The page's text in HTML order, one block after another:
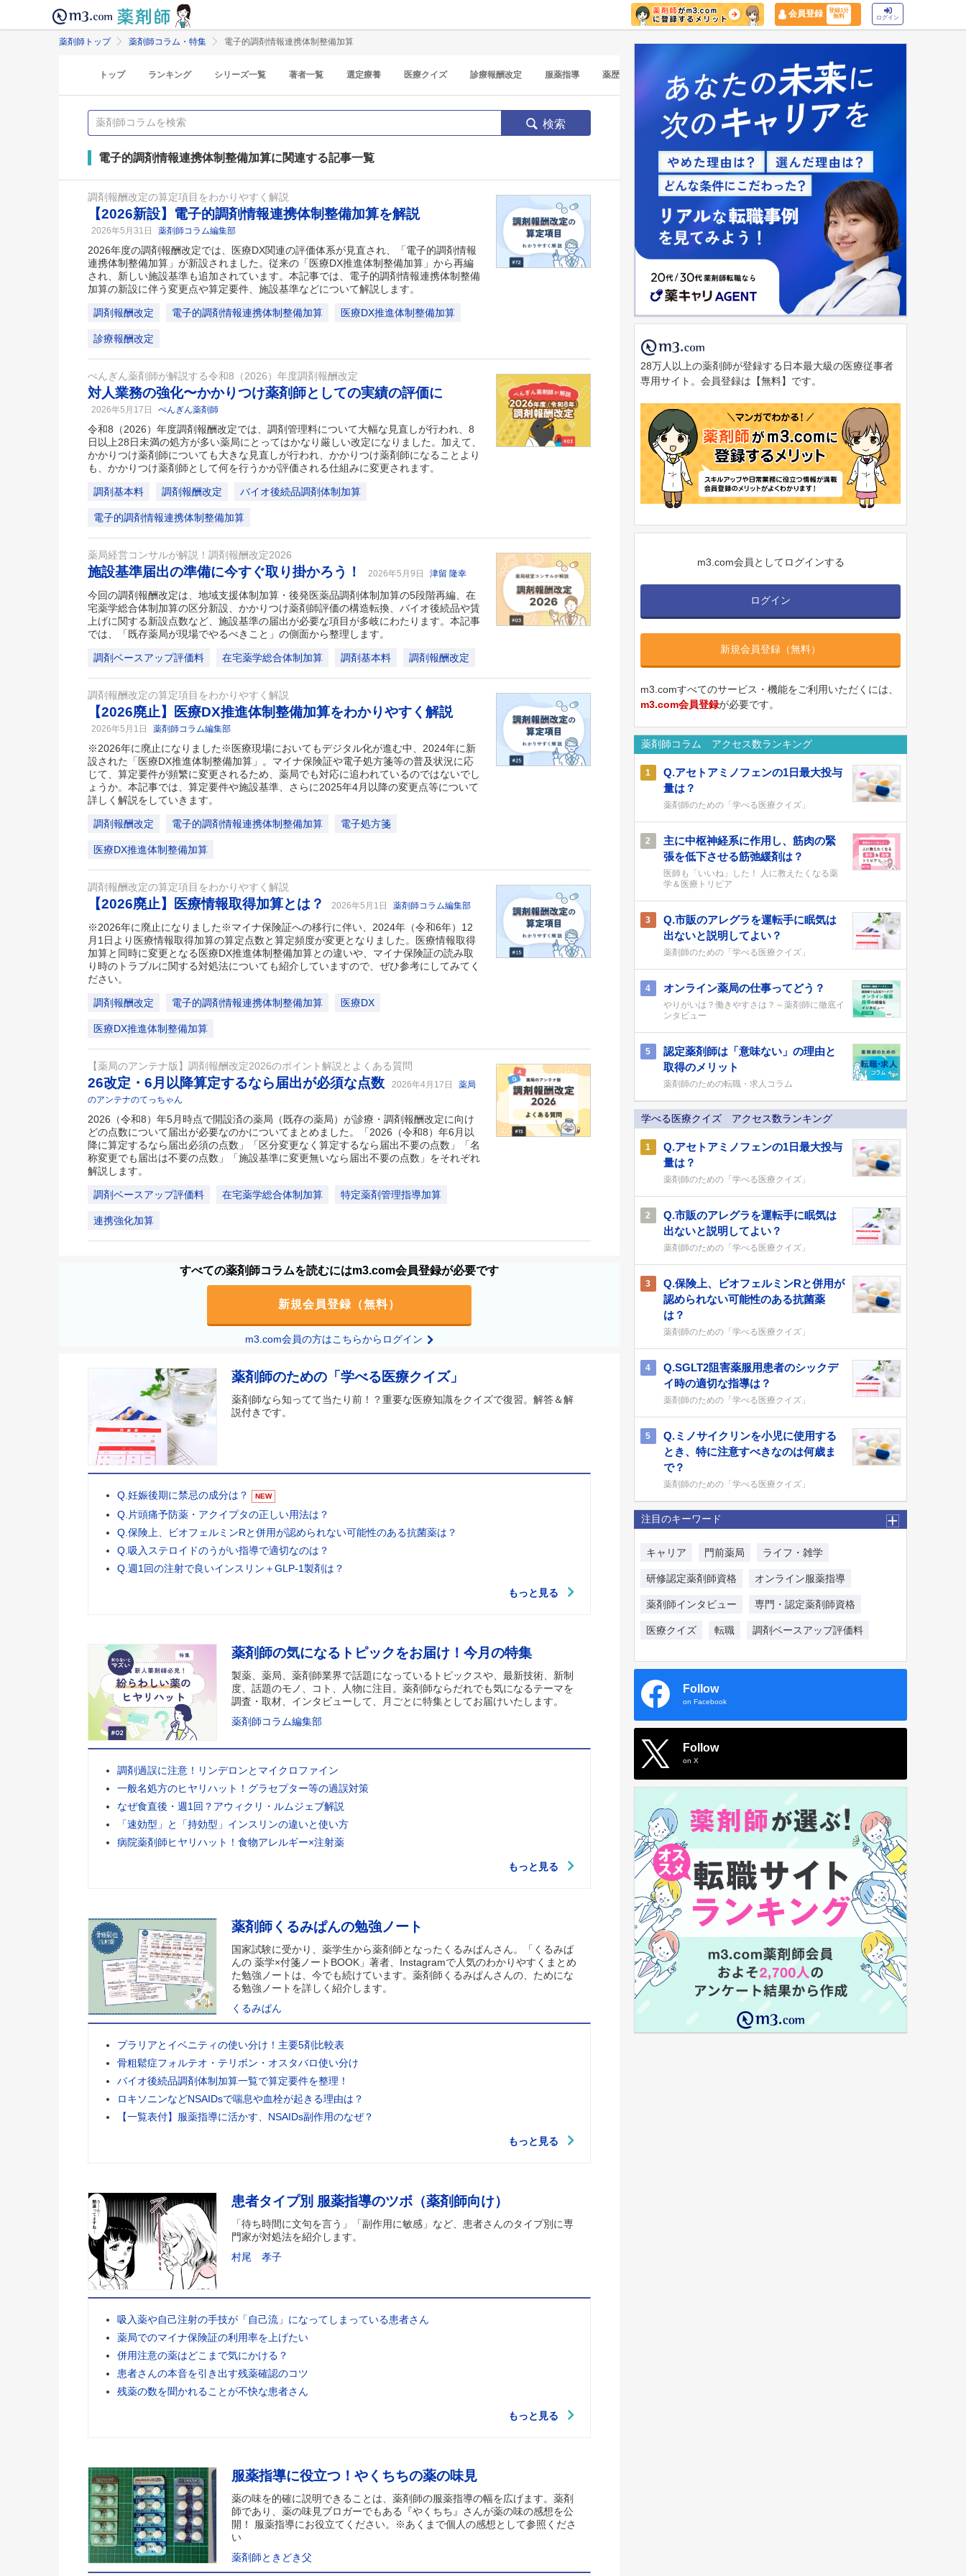
会員登録
登録1分
無料
ログイン
薬剤師トップ 薬剤師コラム・特集 電子的調剤情報連携体制整備加算
トップ ランキング シリーズ一覧 著者一覧 選定療養 医療クイズ 診療報酬改定 服薬指導 薬歴 マイナ保険証
検索
電子的調剤情報連携体制整備加算に関連する記事一覧
調剤報酬改定の算定項目をわかりやすく解説
【2026新設】電子的調剤情報連携体制整備加算を解説
2026年5月31日 薬剤師コラム編集部
2026年度の調剤報酬改定では、医療DX関連の評価体系が見直され、「電子的調剤情報
連携体制整備加算」が新設されました。従来の「医療DX推進体制整備加算」から再編
され、新しい施設基準も追加されています。本記事では、電子的調剤情報連携体制整備
加算の新設に伴う変更点や算定要件、施設基準などについて解説します。
調剤報酬改定 電子的調剤情報連携体制整備加算 医療DX推進体制整備加算
診療報酬改定
ぺんぎん薬剤師が解説する令和8（2026）年度調剤報酬改定
対人業務の強化〜かかりつけ薬剤師としての実績の評価に
2026年5月17日 ぺんぎん薬剤師
令和8（2026）年度調剤報酬改定では、調剤管理料について大幅な見直しが行われ、8
日以上28日未満の処方が多い薬局にとってはかなり厳しい改定になりました。加えて、
かかりつけ薬剤師についても大きな見直しが行われ、かかりつけ薬剤師になることより
も、かかりつけ薬剤師として何を行うかが評価される仕組みに変更されます。
調剤基本料 調剤報酬改定 バイオ後続品調剤体制加算
電子的調剤情報連携体制整備加算
薬局経営コンサルが解説！調剤報酬改定2026
施設基準届出の準備に今すぐ取り掛かろう！ 2026年5月9日 津留 隆幸
今回の調剤報酬改定は、地域支援体制加算・後発医薬品調剤体制加算の5段階再編、在
宅薬学総合体制加算の区分新設、かかりつけ薬剤師評価の構造転換、バイオ後続品や賃
上げに関する新設点数など、施設基準の届出が必要な項目が多岐にわたります。本記事
では、「既存薬局が現場でやるべきこと」の側面から整理します。
調剤ベースアップ評価料 在宅薬学総合体制加算 調剤基本料 調剤報酬改定
調剤報酬改定の算定項目をわかりやすく解説
【2026廃止】医療DX推進体制整備加算をわかりやすく解説
2026年5月1日 薬剤師コラム編集部
※2026年に廃止になりました※医療現場においてもデジタル化が進む中、2024年に新
設された「医療DX推進体制整備加算」。マイナ保険証や電子処方箋等の普及状況に応
じて、算定要件が頻繁に変更されるため、薬局でも対応に追われているのではないでし
ょうか。本記事では、算定要件や施設基準、さらに2025年4月以降の変更点等について
詳しく解説をしていきます。
調剤報酬改定 電子的調剤情報連携体制整備加算 電子処方箋
医療DX推進体制整備加算
調剤報酬改定の算定項目をわかりやすく解説
【2026廃止】医療情報取得加算とは？ 2026年5月1日 薬剤師コラム編集部
※2026年に廃止になりました※マイナ保険証への移行に伴い、2024年（令和6年）12
月1日より医療情報取得加算の算定点数と算定頻度が変更となりました。医療情報取得
加算と同時に変更となる医療DX推進体制整備加算との違いや、マイナ保険証の読み取
り時のトラブルに関する対処法についても紹介していますので、ぜひ参考にしてみてく
ださい。
調剤報酬改定 電子的調剤情報連携体制整備加算 医療DX
医療DX推進体制整備加算
【薬局のアンテナ版】調剤報酬改定2026のポイント解説とよくある質問
26改定・6月以降算定するなら届出が必須な点数 2026年4月17日
薬局
のアンテナのてっちゃん
2026（令和8）年5月時点で開設済の薬局（既存の薬局）が診療・調剤報酬改定に向け
どの点数について届出が必要なのかについてまとめました。「2026（令和8）年6月以
降に算定するなら届出必須の点数」「区分変更なく算定するなら届出不要の点数」「名
称変更でも届出は不要の点数」「施設基準に変更無いなら届出不要の点数」をそれぞれ
解説します。
調剤ベースアップ評価料 在宅薬学総合体制加算 特定薬剤管理指導加算
連携強化加算
すべての薬剤師コラムを読むにはm3.com会員登録が必要です
新規会員登録（無料）
m3.com会員の方はこちらからログイン
薬剤師のための「学べる医療クイズ」
薬剤師なら知ってて当たり前！？重要な医療知識をクイズで復習。解答＆解
説付きです。
Q.妊娠後期に禁忌の成分は？ NEW
Q.片頭痛予防薬・アクイプタの正しい用法は？
Q.保険上、ビオフェルミンRと併用が認められない可能性のある抗菌薬は？
Q.吸入ステロイドのうがい指導で適切なのは？
Q.週1回の注射で良いインスリン＋GLP-1製剤は？
もっと見る
薬剤師の気になるトピックをお届け！今月の特集
製薬、薬局、薬剤師業界で話題になっているトピックスや、最新技術、新制
度、話題のモノ、コト、人物に注目。薬剤師ならだれでも気になるテーマを
調査・取材、インタビューして、月ごとに特集としてお届けいたします。
薬剤師コラム編集部
調剤過誤に注意！リンデロンとマイクロファイン
一般名処方のヒヤリハット！グラセプター等の過誤対策
なぜ食直後・週1回？アウィクリ・ルムジェブ解説
「速効型」と「持効型」インスリンの違いと使い方
病院薬剤師ヒヤリハット！食物アレルギー×注射薬
もっと見る
薬剤師くるみぱんの勉強ノート
国家試験に受かり、薬学生から薬剤師となったくるみぱんさん。「くるみぱ
んの 薬学×付箋ノートBOOK」著者、Instagramで人気のわかりやすくまとめ
た勉強ノートは、今でも続けています。薬剤師くるみぱんさんの、ためにな
る勉強ノートを詳しく紹介します。
くるみぱん
プラリアとイベニティの使い分け！主要5剤比較表
骨粗鬆症フォルテオ・テリボン・オスタバロ使い分け
バイオ後続品調剤体制加算一覧で算定要件を整理！
ロキソニンなどNSAIDsで喘息や血栓が起きる理由は？
【一覧表付】服薬指導に活かす、NSAIDs副作用のなぜ？
もっと見る
患者タイプ別 服薬指導のツボ（薬剤師向け）
「待ち時間に文句を言う」「副作用に敏感」など、患者さんのタイプ別に専
門家が対処法を紹介します。
村尾 孝子
吸入薬や自己注射の手技が「自己流」になってしまっている患者さん
薬局でのマイナ保険証の利用率を上げたい
併用注意の薬はどこまで気にかける？
患者さんの本音を引き出す残薬確認のコツ
残薬の数を聞かれることが不快な患者さん
もっと見る
服薬指導に役立つ！やくちちの薬の味見
薬の味を的確に説明できることは、薬剤師の服薬指導の幅を広げます。薬剤
師であり、薬の味見ブロガーでもある『やくちち』さんが薬の味の感想を公
開！ 服薬指導にお役立てください。※あくまで個人の感想として参照くださ
い
薬剤師ときどき父
28万人以上の薬剤師が登録する日本最大級の医療従事者
専用サイト。会員登録は【無料】です。
m3.com会員としてログインする
ログイン
新規会員登録（無料）
m3.comすべてのサービス・機能をご利用いただくには、
m3.com会員登録が必要です。
薬剤師コラム アクセス数ランキング
1
Q.アセトアミノフェンの1日最大投与
量は？
薬剤師のための「学べる医療クイズ」
2
主に中枢神経系に作用し、筋肉の緊
張を低下させる筋弛緩剤は？
医師も「いいね」した！ 人に教えたくなる薬
学＆医療トリビア
3
Q.市販のアレグラを運転手に眠気は
出ないと説明してよい？
薬剤師のための「学べる医療クイズ」
4 オンライン薬局の仕事ってどう？
やりがいは？働きやすさは？～薬剤師に徹底イ
ンタビュー
5
認定薬剤師は「意味ない」の理由と
取得のメリット
薬剤師のための転職・求人コラム
学べる医療クイズ アクセス数ランキング
1
Q.アセトアミノフェンの1日最大投与
量は？
薬剤師のための「学べる医療クイズ」
2
Q.市販のアレグラを運転手に眠気は
出ないと説明してよい？
薬剤師のための「学べる医療クイズ」
3
Q.保険上、ビオフェルミンRと併用が
認められない可能性のある抗菌薬
は？
薬剤師のための「学べる医療クイズ」
4
Q.SGLT2阻害薬服用患者のシックデ
イ時の適切な指導は？
薬剤師のための「学べる医療クイズ」
5
Q.ミノサイクリンを小児に使用する
とき、特に注意すべきなのは何歳ま
で？
薬剤師のための「学べる医療クイズ」
注目のキーワード
キャリア 門前薬局 ライフ・雑学
研修認定薬剤師資格 オンライン服薬指導
薬剤師インタビュー 専門・認定薬剤師資格
医療クイズ 転職 調剤ベースアップ評価料
Follow
on Facebook
Follow
on X